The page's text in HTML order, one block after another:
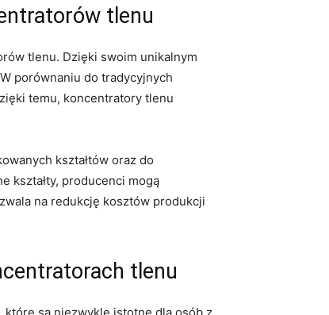
tlenu
tlenu. Dzięki swoim unikalnym
porównaniu do tradycyjnych
temu, koncentratory tlenu
kształtów oraz do
⁣kształty, producenci ⁣mogą
na redukcję kosztów produkcji
tlenu